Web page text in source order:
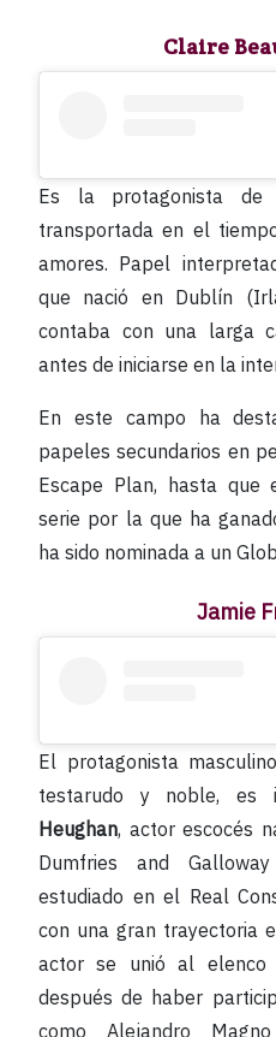
Claire
Es la protagonista
transportada en el
amores. Papel
que nació en Dublín
contaba con una larga
antes de iniciarse en la
En este campo ha
papeles secundarios en
Escape Plan, hasta que
serie por la que ha
ha sido nominada a un
Jamie
El protagonista
testarudo y noble, es
Heughan, actor escocés
Dumfries and
estudiado en el Real
con una gran trayectoria
actor se unió al elenco
después de haber
como Alejandro